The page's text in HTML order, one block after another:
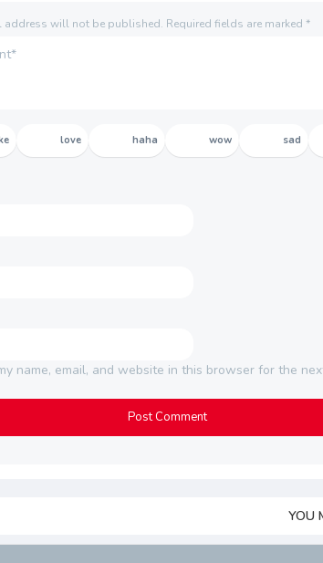
address will not be published. Required fields are marked*
love haha wow sad
name, email, and website in this browser for the
YOU